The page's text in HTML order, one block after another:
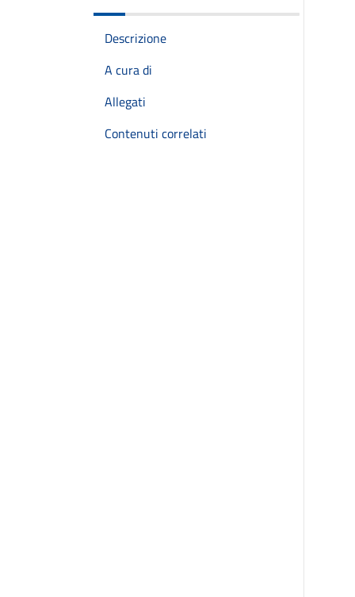
Descrizione
A cura di
Allegati
Contenuti correlati